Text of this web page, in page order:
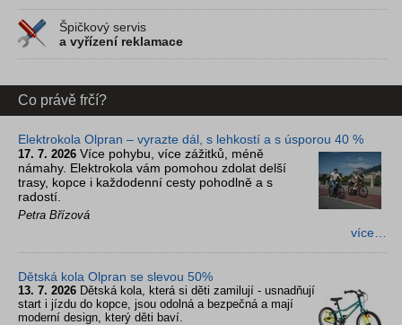
Špičkový servis
a vyřízení reklamace
Co právě frčí?
Elektrokola Olpran – vyrazte dál, s lehkostí a s úsporou 40 %
17. 7. 2026 Více pohybu, více zážitků, méně
námahy. Elektrokola vám pomohou zdolat delší
trasy, kopce i každodenní cesty pohodlně a s
radostí.
Petra Břízová
více…
Dětská kola Olpran se slevou 50%
13. 7. 2026 Dětská kola, která si děti zamilují - usnadňují
start i jízdu do kopce, jsou odolná a bezpečná a mají
moderní design, který děti baví.